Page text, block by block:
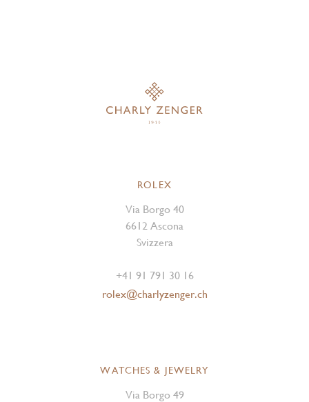
ROLEX
Via Borgo 40
6612 Ascona
Svizzera
+41 91 791 30 16
rolex@charlyzenger.ch
WATCHES & JEWELRY
Via Borgo 49